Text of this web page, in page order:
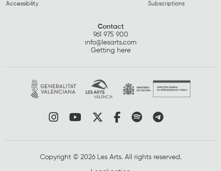
Accessibility
Subscriptions
Contact
961 975 900
info@lesarts.com
Getting here
Link to instagram
Link to youtube
Link to twitter
Link to facebook
Link to spotify
Link to
Copyright © 2026 Les Arts. All rights reserved.